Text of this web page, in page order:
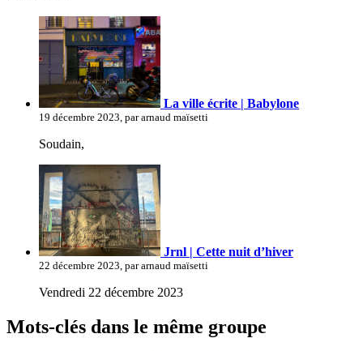
La ville écrite | Babylone
19 décembre 2023, par arnaud maïsetti
Soudain,
Jrnl | Cette nuit d’hiver
22 décembre 2023, par arnaud maïsetti
Vendredi 22 décembre 2023
Mots-clés dans le même groupe